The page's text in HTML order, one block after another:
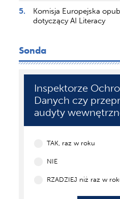
5.
Komisja Europejska
dotyczący AI Literacy
Sonda
Inspektorze
Danych czy
audyty
TAK, raz w roku
NIE
RZADZIEJ niż raz w